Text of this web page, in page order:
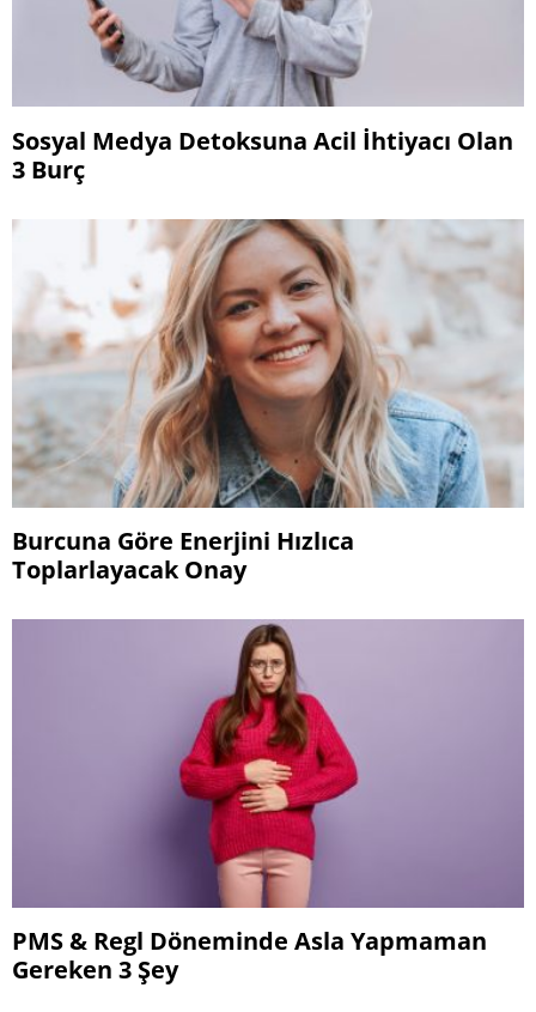
Sosyal Medya Detoksuna Acil İhtiyacı Olan
3 Burç
Burcuna Göre Enerjini Hızlıca
Toplarlayacak Onay
PMS & Regl Döneminde Asla Yapmaman
Gereken 3 Şey